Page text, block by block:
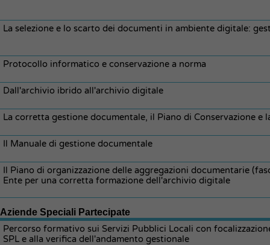
La selezione e lo scarto dei documenti in ambiente digitale:
Protocollo informatico e conservazione a norma
Dall'archivio ibrido all'archivio digitale
La corretta gestione documentale, il Piano di Conservazione e
Il Manuale di gestione documentale
Il Piano di organizzazione delle aggregazioni documentarie
Ente per una corretta formazione dell'archivio digitale
Aziende Speciali Partecipate
Percorso formativo sui Servizi Pubblici Locali con
SPL e alla verifica dell'andamento gestionale